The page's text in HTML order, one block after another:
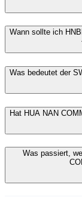
Wann sollte ich
Was bedeutet der
Hat HUA NAN
Was passiert,